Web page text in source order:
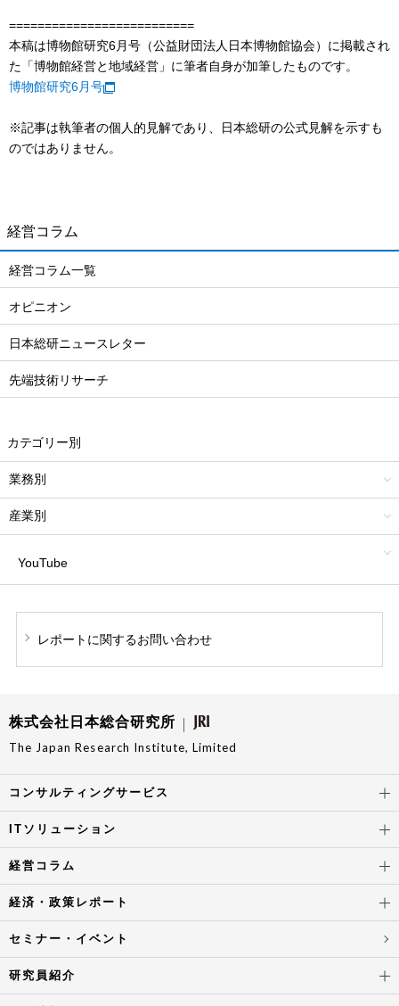
==========================
本稿は博物館研究6月号（公益財団法人日本博物館協会）に掲載され
た「博物館経営と地域経営」に筆者自身が加筆したものです。
博物館研究6月号
※記事は執筆者の個人的見解であり、日本総研の公式見解を示すも
のではありません。
経営コラム
経営コラム一覧
オピニオン
日本総研ニュースレター
先端技術リサーチ
カテゴリー別
業務別
産業別
YouTube
レポートに関するお問い合わせ
株式会社日本総合研究所
The Japan Research Institute, Limited
コンサルティングサービス
ITソリューション
経営コラム
経済・政策レポート
セミナー・イベント
研究員紹介